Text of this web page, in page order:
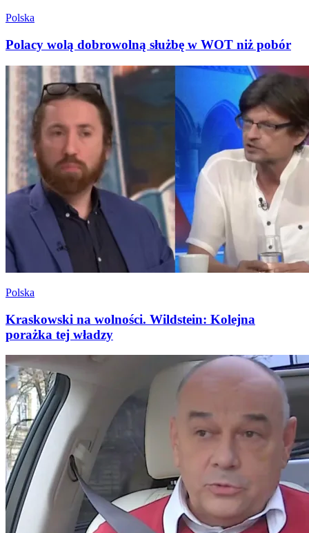
Polska
Polacy wolą dobrowolną służbę w WOT niż pobór
Polska
Kraskowski na wolności. Wildstein: Kolejna
porażka tej władzy